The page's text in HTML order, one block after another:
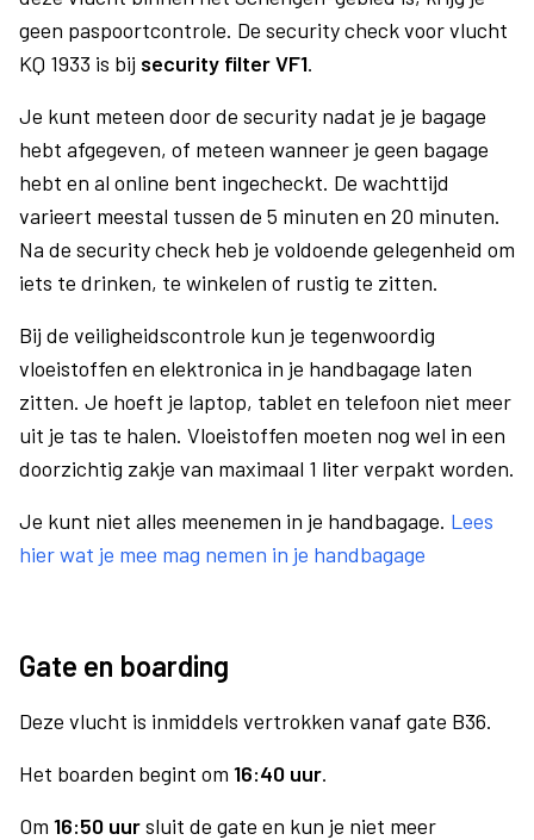
geen paspoortcontrole. De security check voor vlucht
KQ 1933 is bij security filter VF1.
Je kunt meteen door de security nadat je je bagage
hebt afgegeven, of meteen wanneer je geen bagage
hebt en al online bent ingecheckt. De wachttijd
varieert meestal tussen de 5 minuten en 20 minuten.
Na de security check heb je voldoende gelegenheid om
iets te drinken, te winkelen of rustig te zitten.
Bij de veiligheidscontrole kun je tegenwoordig
vloeistoffen en elektronica in je handbagage laten
zitten. Je hoeft je laptop, tablet en telefoon niet meer
uit je tas te halen. Vloeistoffen moeten nog wel in een
doorzichtig zakje van maximaal 1 liter verpakt worden.
Je kunt niet alles meenemen in je handbagage. Lees
hier wat je mee mag nemen in je handbagage
Gate en boarding
Deze vlucht is inmiddels vertrokken vanaf gate B36.
Het boarden begint om 16:40 uur.
Om 16:50 uursluit de gate en kun je niet meer